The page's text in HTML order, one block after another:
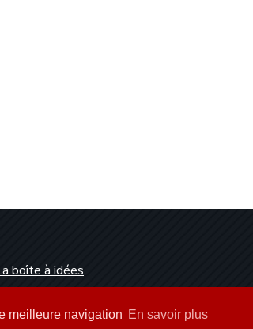
meilleure navigation En savoir plus
boîte à idées